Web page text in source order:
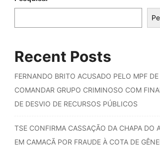
Recent Posts
FERNANDO BRITO ACUSADO PELO MPF DE
COMANDAR GRUPO CRIMINOSO COM
DE DESVIO DE RECURSOS PÚBLICOS
TSE CONFIRMA CASSAÇÃO DA CHAPA DO
EM CAMACÃ POR FRAUDE À COTA DE